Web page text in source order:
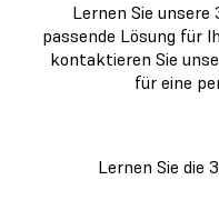
Lernen Sie
passende Lösung für
kontaktieren Sie
für eine
Lernen Sie die